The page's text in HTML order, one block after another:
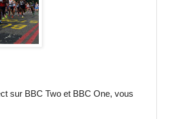
sur BBC Two et BBC One, vous